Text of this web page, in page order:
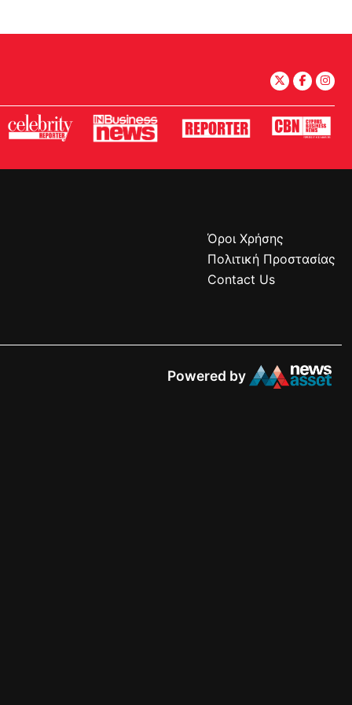
Όροι Χρήσης
Πολιτική Προστασίας
Contact Us
Powered by